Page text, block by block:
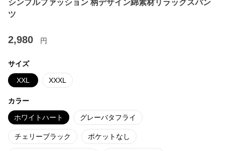
シンプルファッション 柄デザイン綿素材リラックスパン
ツ
2,980 円
サイズ
XXL XXXL
カラー
ホワイトハート グレーバタフライ
チェリーブラック ポケットなし